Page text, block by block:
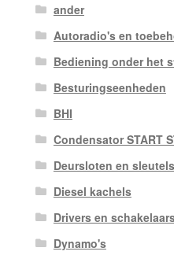
ander
Autoradio's en
Bediening onder het
Besturingseenheden
BHI
Condensator START
Deursloten en sleutels
Diesel kachels
Drivers en
Dynamo's